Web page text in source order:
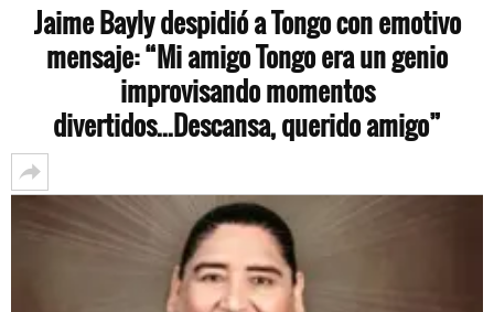
Jaime Bayly despidió a Tongo con emotivo
mensaje: “Mi amigo Tongo era un genio
improvisando momentos
divertidos...Descansa, querido amigo”